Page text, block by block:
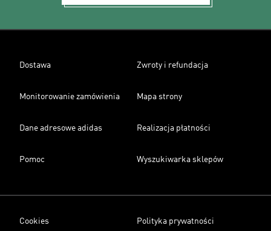
Dostawa Zwroty i refundacja
Monitorowanie zamówienia Mapa strony
Dane adresowe adidas Realizacja płatności
Pomoc Wyszukiwarka sklepów
Cookies Polityka prywatności